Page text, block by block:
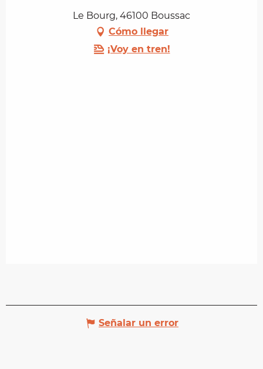
Le Bourg, 46100 Boussac
Cómo llegar
¡Voy en tren!
Señalar un error